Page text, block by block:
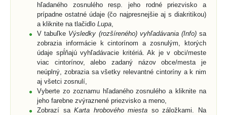
hľadaného zosnulého resp. jeho rodné priezvisko a
prípadne ostatné údaje (čo najpresnejšie aj s diakritikou)
a kliknite na tlačidlo Lupa
V tabuľke Výsledky (rozšíreného) vyhľadávania (Info)sa
zobrazia informácie k cintorínom a zosnulým, ktorých
údaje spĺňajú vyhľadávacie kritériá. Ak je v obci/meste
viac cintorínov, alebo zadaný názov obce/mesta je
neúplný, zobrazia sa všetky relevantné cintoríny a k nim
aj všetci zosnulí,
Vyberte zo zoznamu hľadaného zosnulého a kliknite na
jeho farebne zvýraznené priezvisko a meno,
Zobrazí saKarta hrobového miesta so záložkami. Na